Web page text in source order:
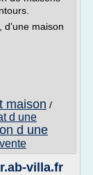
d'une maison
maison /
d une
d une
villa.fr